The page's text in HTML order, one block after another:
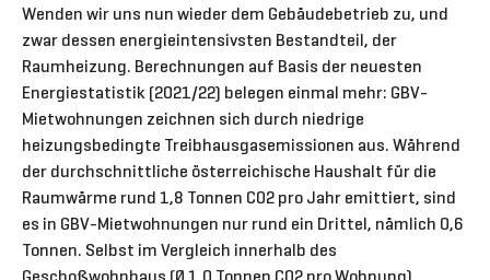
Wenden wir uns nun wieder dem Gebäudebetrieb zu, und
zwar dessen energieintensivsten Bestandteil, der
Raumheizung. Berechnungen auf Basis der neuesten
Energiestatistik (2021/22) belegen einmal mehr: GBV-
Mietwohnungen zeichnen sich durch niedrige
heizungsbedingte Treibhausgasemissionen aus. Während
der durchschnittliche österreichische Haushalt für die
Raumwärme rund 1,8 Tonnen CO2 pro Jahr emittiert, sind
es in GBV-Mietwohnungen nur rund ein Drittel, nämlich 0,6
Tonnen. Selbst im Vergleich innerhalb des